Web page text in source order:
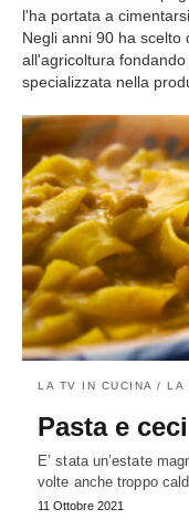
l'ha portata a
Negli anni 90 ha scelto
all'agricoltura fondando
specializzata nella
LA TV IN CUCINA / LA
Pasta e ceci
E’ stata un’estate
volte anche troppo
11 Ottobre 2021